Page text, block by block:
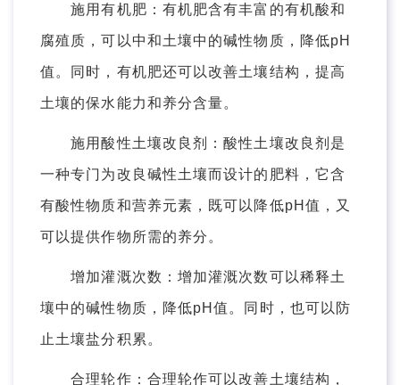
施用有机肥：有机肥含有丰富的有机酸和
腐殖质，可以中和土壤中的碱性物质，降低pH
值。同时，有机肥还可以改善土壤结构，提高
土壤的保水能力和养分含量。
施用酸性土壤改良剂：酸性土壤改良剂是
一种专门为改良碱性土壤而设计的肥料，它含
有酸性物质和营养元素，既可以降低pH值，又
可以提供作物所需的养分。
增加灌溉次数：增加灌溉次数可以稀释土
壤中的碱性物质，降低pH值。同时，也可以防
止土壤盐分积累。
合理轮作：合理轮作可以改善土壤结构，